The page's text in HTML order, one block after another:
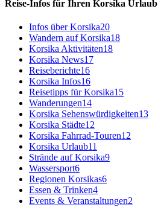
Reise-Infos für Ihren Korsika Urlaub
Infos über Korsika20
Wandern auf Korsika18
Korsika Aktivitäten18
Korsika News17
Reiseberichte16
Korsika Infos16
Reisetipps für Korsika15
Wanderungen14
Korsika Sehenswürdigkeiten13
Korsika Städte12
Korsika Fahrrad-Touren12
Korsika Urlaub11
Strände auf Korsika9
Wassersport6
Regionen Korsikas6
Essen & Trinken4
Events & Veranstaltungen2